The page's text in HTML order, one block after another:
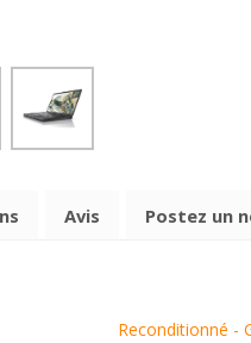
Avis Postez un
Reconditionné -